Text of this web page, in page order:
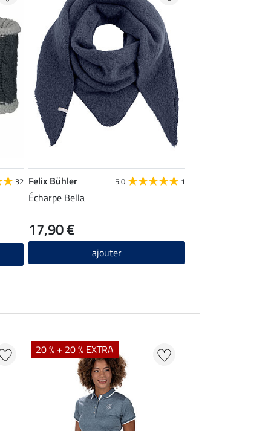
32 Felix Bühler 5.0 1
Écharpe Bella
17,90 €
ajouter
20 % + 20 % EXTRA